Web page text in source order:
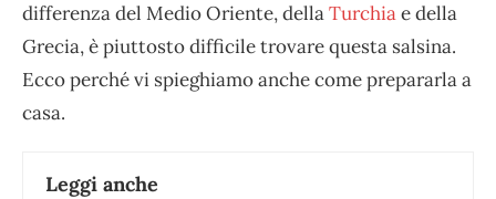
differenza del Medio Oriente, dellaTurchiae della
Grecia, è piuttosto difficile trovare questa salsina.
Ecco perché vi spieghiamo anche come prepararla a
casa.
Leggi anche